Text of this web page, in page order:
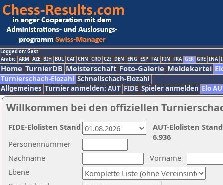
Logged on: Gast
Arabic ARM AZE BIH BUL CAT CHN CRO CZE DEN ENG ESP FAI FIN FRA GER GRE INA
Home TurnierDB Meisterschaft Foto-Galerie Meldekartei
Turnierschach-Elozahl Schnellschach-Elozahl
Allgemeines Turnier anmelden: AUT FIDE Spieler anmelden Elo
Willkommen bei den offiziellen
Nachname
Vorname
Ebene
Personennummer
AUT-Elolisten
6.936
FIDE-Elolisten Stand